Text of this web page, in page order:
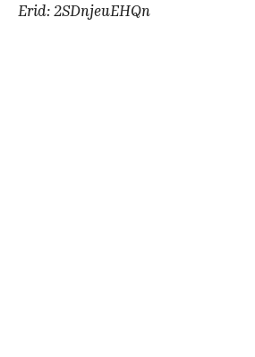
Erid: 2SDnjeuEHQn